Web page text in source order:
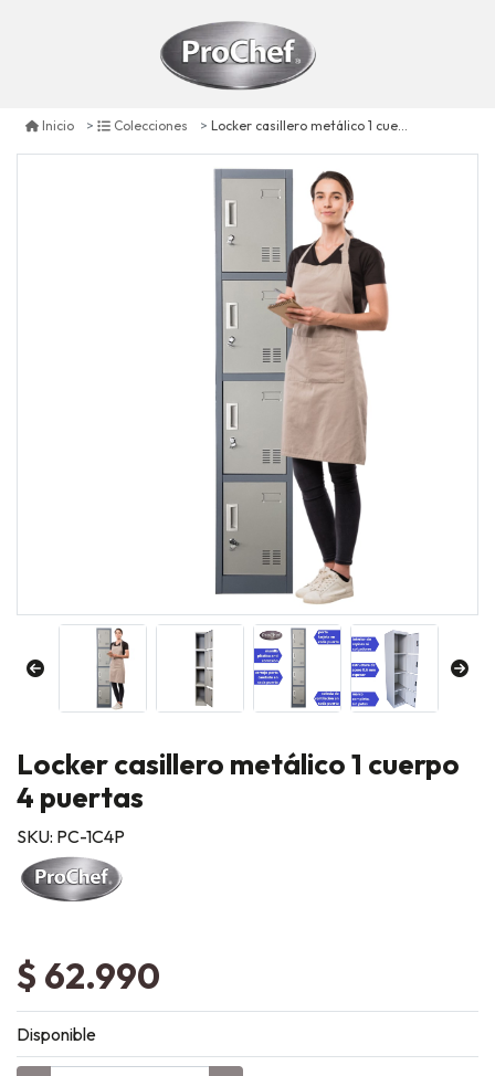
Inicio Colecciones Locker casillero metálico 1 cuerpo 4 puertas
Locker casillero metálico 1 cuerpo
4 puertas
SKU: PC-1C4P
$ 62.990
Disponible